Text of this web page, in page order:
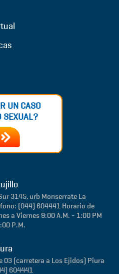
UN CASO
SEXUAL?
3145, urb Monserrate La
(044) 604441 Horario de
a Viernes 9:00 A.M. - 1:00 PM
P.M.
03 (carretera a Los Ejidos) Piura
604441